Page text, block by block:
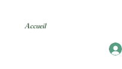
Accueil